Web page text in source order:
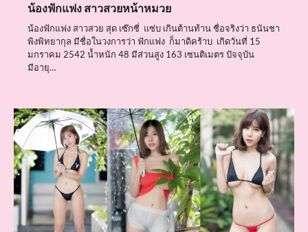
น้องฟักแฟง สาวสวยหน้าหมวย
น้องฟักแฟง สาวสวย สุด เซ๊กซี่ แซ่บ เกินต้านท้าน ชื่อจริงว่า ธนันชา
พิงพิทยากุล มีชื่อในวงการว่า ฟักแฟง ก็มาดิคร้าบ เกิดวันที่ 15
มกราคม 2542 น้ำหนัก 48 มีส่วนสูง 163 เซนติเมตร ปัจจุบัน
มีอายุ…